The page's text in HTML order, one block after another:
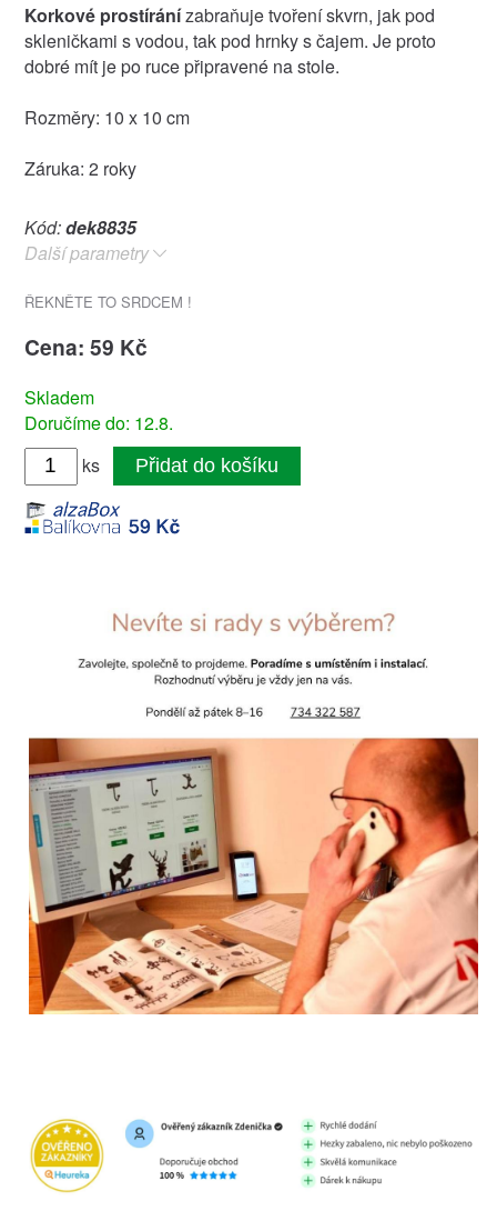
Korkové prostíránízabraňuje tvoření skvrn, jak pod
skleničkami s vodou, tak pod hrnky s čajem. Je proto
dobré mít je po ruce připravené na stole.
Rozměry: 10 x 10 cm
Záruka: 2 roky
Kód:dek8835
Další parametry
ŘEKNĚTE TO SRDCEM !
Cena: 59 Kč
Skladem
Doručíme do: 12.8.
ks
Přidat do košíku